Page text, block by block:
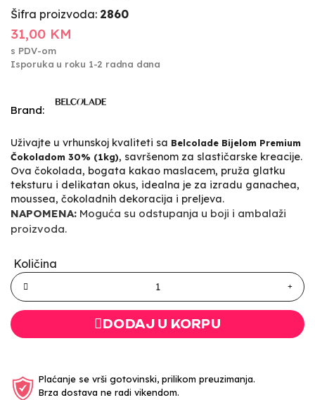
Šifra proizvoda: 2860
31,00 KM
s PDV-om
Isporuka u roku 1-2 radna dana
Brand:
Uživajte u vrhunskoj kvaliteti sa Belcolade Bijelom Premium
Čokoladom 30% (1kg), savršenom za slastičarske kreacije.
Ova čokolada, bogata kakao maslacem, pruža glatku
teksturu i delikatan okus, idealna je za izradu ganachea,
moussea, čokoladnih dekoracija i preljeva.
NAPOMENA: Moguća su odstupanja u boji i ambalaži
proizvoda.
Količina
DODAJ U KORPU
Plaćanje se vrši gotovinski, prilikom preuzimanja.
Brza dostava ne radi vikendom.